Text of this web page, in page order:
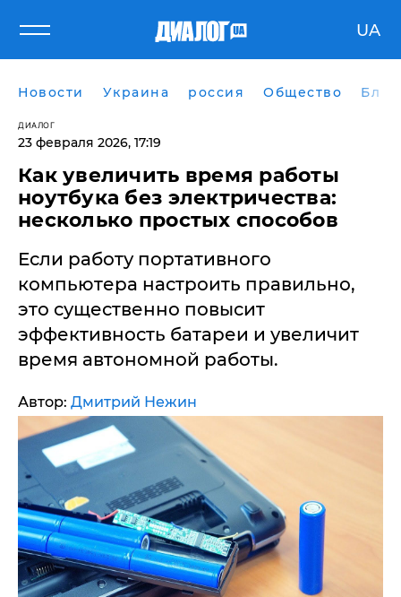
UA
Новости Украина россия Общество
ДИАЛОГ
23 февраля 2026, 17:19
Как увеличить время работы
ноутбука без электричества:
несколько простых способов
Если работу портативного
компьютера настроить правильно,
это существенно повысит
эффективность батареи и увеличит
время автономной работы.
Автор: Дмитрий Нежин